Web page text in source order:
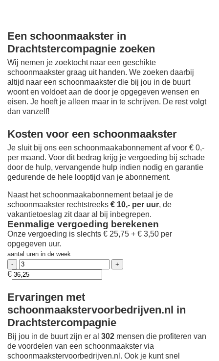
Een schoonmaakster in
Drachtstercompagnie zoeken
Wij nemen je zoektocht naar een geschikte
schoonmaakster graag uit handen. We zoeken daarbij
altijd naar een schoonmaakster die bij jou in de buurt
woont en voldoet aan de door je opgegeven wensen en
eisen. Je hoeft je alleen maar in te schrijven. De rest volgt
dan vanzelf!
Kosten voor een schoonmaakster
Je sluit bij ons een schoonmaakabonnement af voor € 0,-
per maand. Voor dit bedrag krijg je vergoeding bij schade
door de hulp, vervangende hulp indien nodig en garantie
gedurende de hele looptijd van je abonnement.
Naast het schoonmaakabonnement betaal je de
schoonmaakster rechtstreeks € 10,- per uur, de
vakantietoeslag zit daar al bij inbegrepen.
Eenmalige vergoeding berekenen
Onze vergoeding is slechts € 25,75 + € 3,50 per
opgegeven uur.
aantal uren in de week
€
Ervaringen met
schoonmaakstervoorbedrijven.nl in
Drachtstercompagnie
Bij jou in de buurt zijn er al 302 mensen die profiteren van
de voordelen van een schoonmaakster via
schoonmaakstervoorbedrijven.nl. Ook je kunt snel